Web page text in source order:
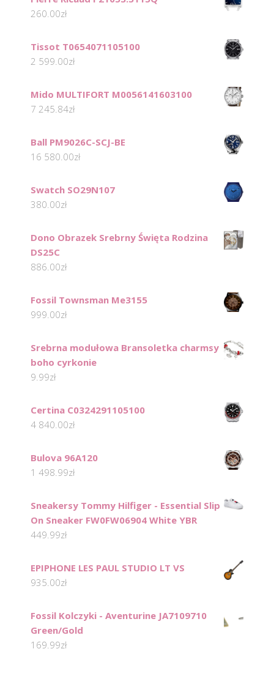
260.00zł
Tissot T0654071105100
2 599.00zł
Mido MULTIFORT M0056141603100
7 245.84zł
Ball PM9026C-SCJ-BE
16 580.00zł
Swatch SO29N107
380.00zł
Dono Obrazek Srebrny Święta Rodzina
DS25C
886.00zł
Fossil Townsman Me3155
999.00zł
Srebrna modułowa Bransoletka charmsy
boho cyrkonie
9.99zł
Certina C0324291105100
4 840.00zł
Bulova 96A120
1 498.99zł
Sneakersy Tommy Hilfiger - Essential Slip
On Sneaker FW0FW06904 White YBR
449.99zł
EPIPHONE LES PAUL STUDIO LT VS
935.00zł
Fossil Kolczyki - Aventurine JA7109710
Green/Gold
169.99zł